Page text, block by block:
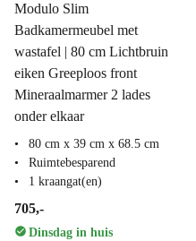
Modulo Slim
Badkamermeubel met
wastafel | 80 cm Lichtbruin
eiken Greeploos front
Mineraalmarmer 2 lades
onder elkaar
80 cm x 39 cm x 68.5 cm
Ruimtebesparend
1 kraangat(en)
705,-
Dinsdag in huis